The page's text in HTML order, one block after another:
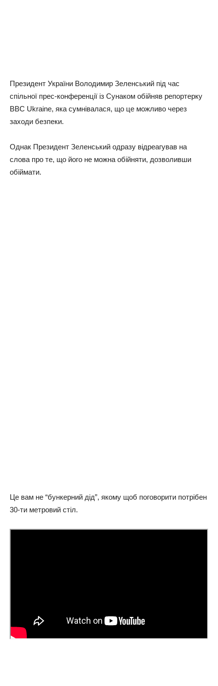
Президент України Володимир Зеленський під час
спільної прес-конференції із Сунаком обійняв репортерку
BBC Ukraine, яка сумнівалася, що це можливо через
заходи безпеки.
Однак Президент Зеленський одразу відреагував на
слова про те, що його не можна обійняти, дозволивши
обіймати.
Це вам не “бункерний дід”, якому щоб поговорити потрібен
30-ти метровий стіл.